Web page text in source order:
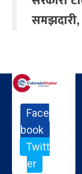
Face
book
Twitt
er